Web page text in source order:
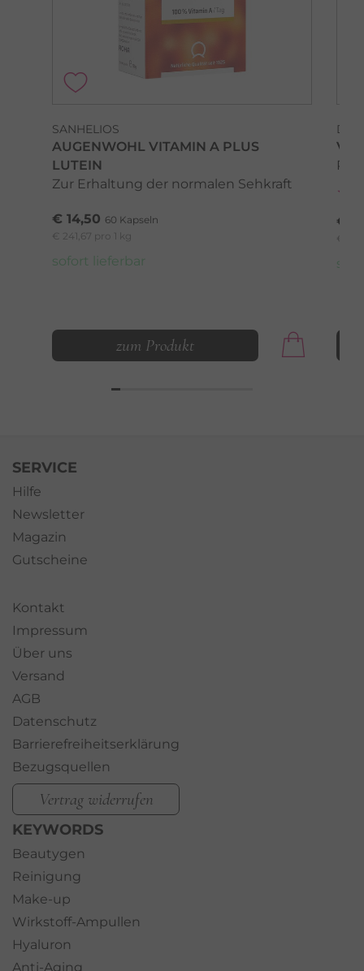
SANHELIOS
AUGENWOHL VITAMIN A PLUS
LUTEIN
Zur Erhaltung der normalen Sehkraft
€ 14,50 60 Kapseln
€ 241,67 pro 1 kg
sofort lieferbar
zum Produkt
DR.
€
€
SERVICE
Hilfe
Newsletter
Magazin
Gutscheine
Kontakt
Impressum
Über uns
Versand
AGB
Datenschutz
Barrierefreiheitserklärung
Bezugsquellen
Vertrag widerrufen
KEYWORDS
Beautygen
Reinigung
Make-up
Wirkstoff-Ampullen
Hyaluron
Anti-Aging